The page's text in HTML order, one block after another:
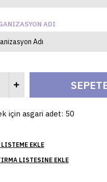
ADI
için asgari adet: 50
EKLE
LISTESINE EKLE